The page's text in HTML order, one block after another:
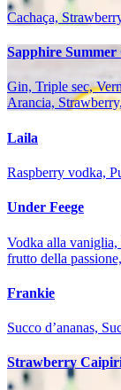
Cachaça,
Sapphire Summer
Gin, Triple sec,
Arancia,
Laila
Raspberry vodka,
Under Feege
Vodka alla vaniglia,
frutto della
Frankie
Succo d’ananas,
Strawberry